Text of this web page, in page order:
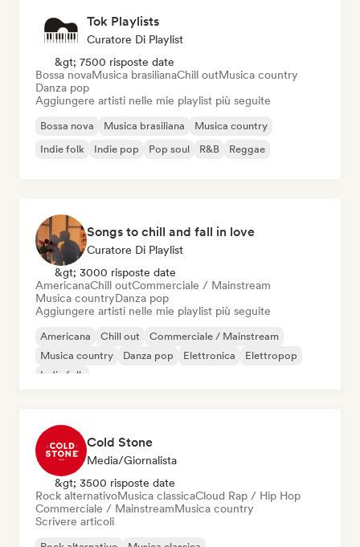
Tok Playlists
Curatore Di Playlist
&gt; 7500 risposte date
Bossa novaMusica brasilianaChill outMusica country
Danza pop
Aggiungere artisti nelle mie playlist più seguite
Bossa nova Musica brasiliana
Musica country
Indie folk
Indie pop Pop soul R&B Reggae
Songs to chill and fall in love
Curatore Di Playlist
&gt; 3000 risposte date
AmericanaChill outCommerciale / Mainstream
Musica countryDanza pop
Aggiungere artisti nelle mie playlist più seguite
Americana Chill out
Commerciale / Mainstream
Musica country
Danza pop Elettronica
Elettropop
Indie folk
Cold Stone
Media/Giornalista
&gt; 3500 risposte date
Rock alternativoMusica classicaCloud Rap / Hip Hop
Commerciale / MainstreamMusica country
Scrivere articoli